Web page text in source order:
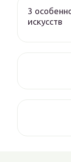
3
искусств